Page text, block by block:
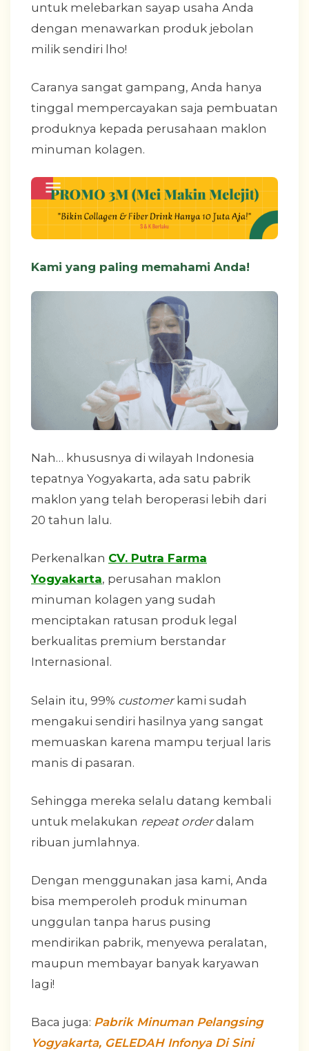
untuk melebarkan sayap usaha Anda
dengan menawarkan produk jebolan
milik sendiri lho!
Caranya sangat gampang, Anda hanya
tinggal mempercayakan saja pembuatan
produknya kepada perusahaan maklon
minuman kolagen.
Kami yang paling memahami Anda!
Nah… khususnya di wilayah Indonesia
tepatnya Yogyakarta, ada satu pabrik
maklon yang telah beroperasi lebih dari
20 tahun lalu.
Perkenalkan CV. Putra Farma
Yogyakarta, perusahan maklon
minuman kolagen yang sudah
menciptakan ratusan produk legal
berkualitas premium berstandar
Internasional.
Selain itu, 99% customerkami sudah
mengakui sendiri hasilnya yang sangat
memuaskan karena mampu terjual laris
manis di pasaran.
Sehingga mereka selalu datang kembali
untuk melakukan repeat orderdalam
ribuan jumlahnya.
Dengan menggunakan jasa kami, Anda
bisa memperoleh produk minuman
unggulan tanpa harus pusing
mendirikan pabrik, menyewa peralatan,
maupun membayar banyak karyawan
lagi!
Baca juga: Pabrik Minuman Pelangsing
Yogyakarta, GELEDAH Infonya Di Sini